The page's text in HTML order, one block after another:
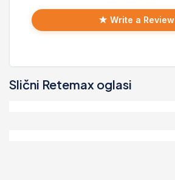
★ Write a Review
Slični Retemax oglasi